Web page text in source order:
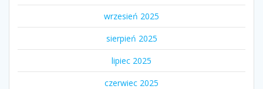
wrzesień 2025
sierpień 2025
lipiec 2025
czerwiec 2025